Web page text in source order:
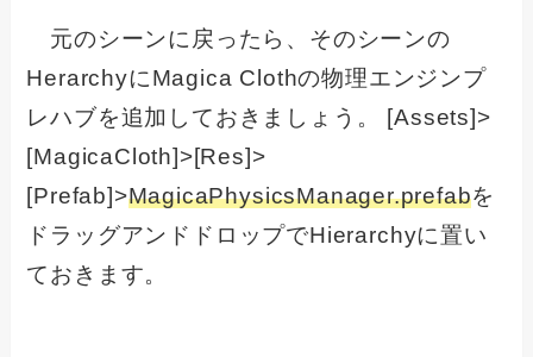
元のシーンに戻ったら、そのシーンの
HerarchyにMagica Clothの物理エンジンプ
レハブを追加しておきましょう。 [Assets]>
[MagicaCloth]>[Res]>
[Prefab]>MagicaPhysicsManager.prefabを
ドラッグアンドドロップでHierarchyに置い
ておきます。